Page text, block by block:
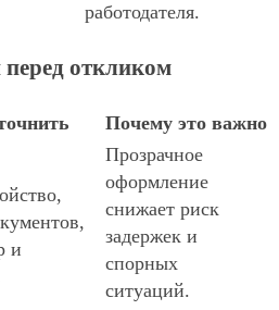
работодателя.
откликом
Почему это важно
и
Прозрачное
оформление
снижает риск
задержек и
спорных
ситуаций.